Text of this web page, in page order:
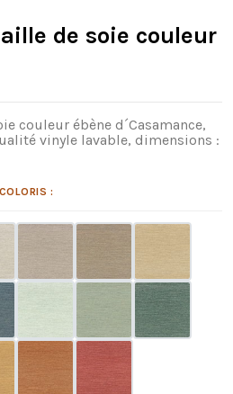
de soie couleur
couleur ébène d´Casamance,
vinyle lavable, dimensions :
: